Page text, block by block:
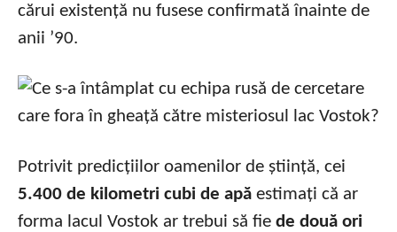
cărui existență nu fusese confirmată înainte de
anii ’90.
Potrivit predicțiilor oamenilor de știință, cei
5.400 de kilometri cubi de apă estimați că ar
forma lacul Vostok ar trebui să fie de două ori